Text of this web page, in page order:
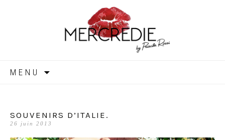
MERCREDIE
MENU
SOUVENIRS D’ITALIE.
26 juin 2013